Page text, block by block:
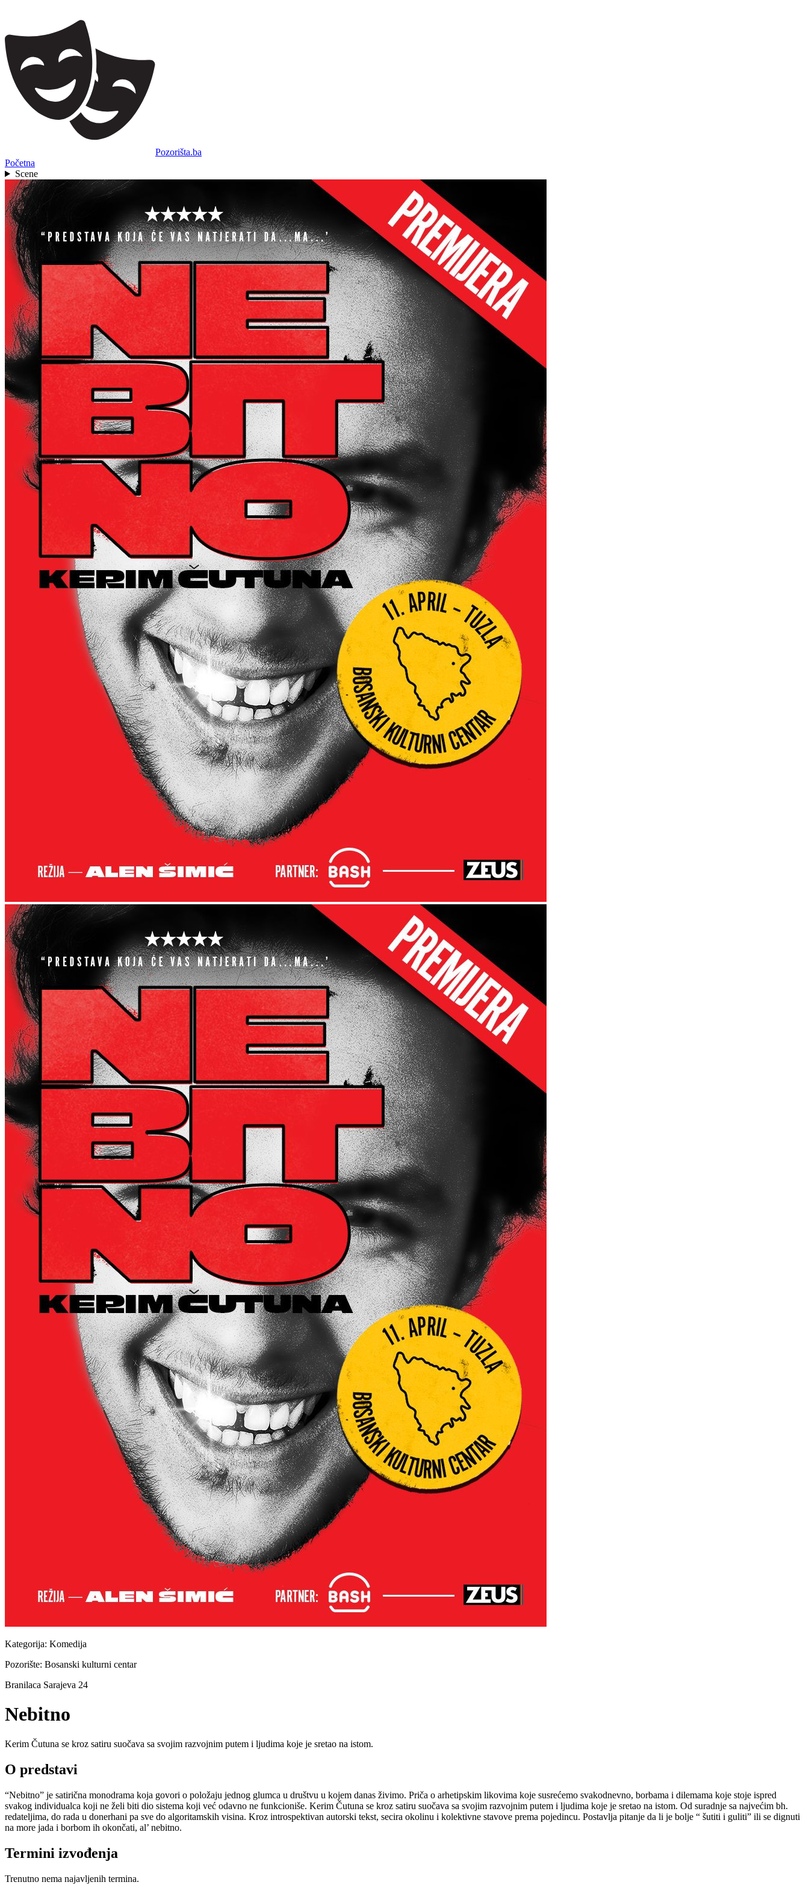
Pozorišta.ba
Početna
Scene
Kategorija: Komedija
Pozorište: Bosanski kulturni centar
Branilaca Sarajeva 24
Nebitno
Kerim Čutuna se kroz satiru suočava sa svojim razvojnim putem i ljudima koje je sretao na istom.
O predstavi
“Nebitno” je satirična monodrama koja govori o položaju jednog glumca u društvu u kojem danas živimo. Priča o arhetipskim likovima koje susrećemo svakodnevno, borbama i dilemama koje stoje ispred
svakog individualca koji ne želi biti dio sistema koji već odavno ne funkcioniše. Kerim Čutuna se kroz satiru suočava sa svojim razvojnim putem i ljudima koje je sretao na istom. Od suradnje sa najvećim bh.
redateljima, do rada u donerhani pa sve do algoritamskih visina. Kroz introspektivan autorski tekst, secira okolinu i kolektivne stavove prema pojedincu. Postavlja pitanje da li je bolje “ šutiti i guliti” ili se dignuti
na more jada i borbom ih okončati, al’ nebitno.
Termini izvođenja
Trenutno nema najavljenih termina.